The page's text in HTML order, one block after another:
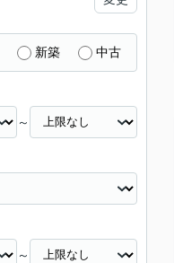
新築 中古
～
～